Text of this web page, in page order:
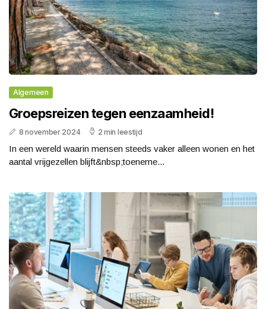
Algemeen
Groepsreizen tegen eenzaamheid!
8 november 2024 2 min leestijd
In een wereld waarin mensen steeds vaker alleen wonen en het
aantal vrijgezellen blijft&nbsp;toeneme...